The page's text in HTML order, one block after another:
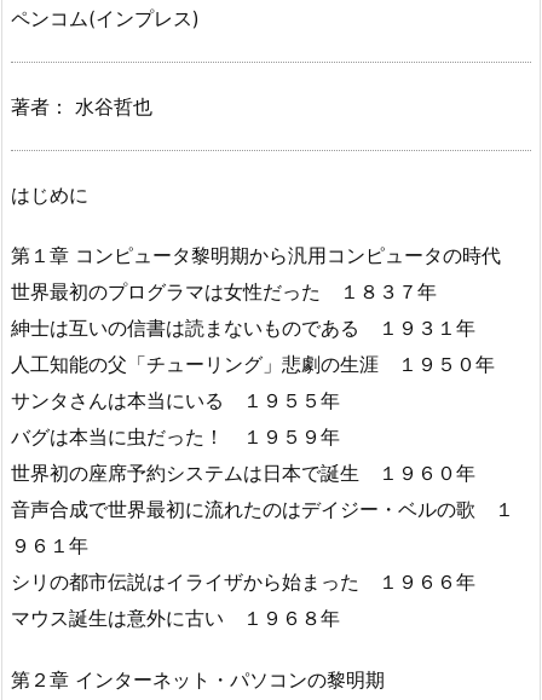
ペンコム(インプレス)
著者： 水谷哲也
はじめに
第１章 コンピュータ黎明期から汎用コンピュータの時代
世界最初のプログラマは女性だった １８３７年
紳士は互いの信書は読まないものである １９３１年
人工知能の父「チューリング」悲劇の生涯 １９５０年
サンタさんは本当にいる １９５５年
バグは本当に虫だった！ １９５９年
世界初の座席予約システムは日本で誕生 １９６０年
音声合成で世界最初に流れたのはデイジー・ベルの歌 １
９６１年
シリの都市伝説はイライザから始まった １９６６年
マウス誕生は意外に古い １９６８年
第２章 インターネット・パソコンの黎明期